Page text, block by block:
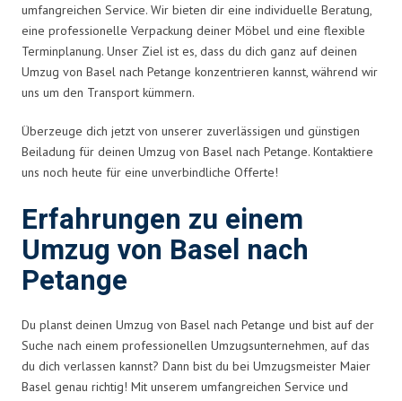
umfangreichen Service. Wir bieten dir eine individuelle Beratung,
eine professionelle Verpackung deiner Möbel und eine flexible
Terminplanung. Unser Ziel ist es, dass du dich ganz auf deinen
Umzug von Basel nach Petange konzentrieren kannst, während wir
uns um den Transport kümmern.
Überzeuge dich jetzt von unserer zuverlässigen und günstigen
Beiladung für deinen Umzug von Basel nach Petange. Kontaktiere
uns noch heute für eine unverbindliche Offerte!
Erfahrungen zu einem
Umzug von Basel nach
Petange
Du planst deinen Umzug von Basel nach Petange und bist auf der
Suche nach einem professionellen Umzugsunternehmen, auf das
du dich verlassen kannst? Dann bist du bei Umzugsmeister Maier
Basel genau richtig! Mit unserem umfangreichen Service und